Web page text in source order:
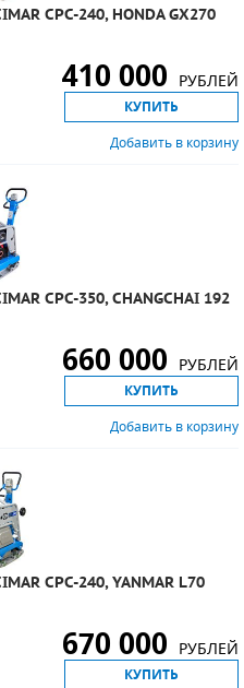
CPC-240, HONDA GX270
410 000 РУБЛЕЙ
КУПИТЬ
Добавить в корзину
CPC-350, CHANGCHAI 192
660 000 РУБЛЕЙ
КУПИТЬ
Добавить в корзину
CPC-240, YANMAR L70
670 000 РУБЛЕЙ
КУПИТЬ